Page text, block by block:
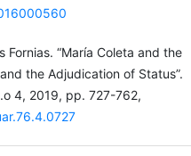
Fornias. “María Coleta and the
the Adjudication of Status”.
4, 2019, pp. 727-762,